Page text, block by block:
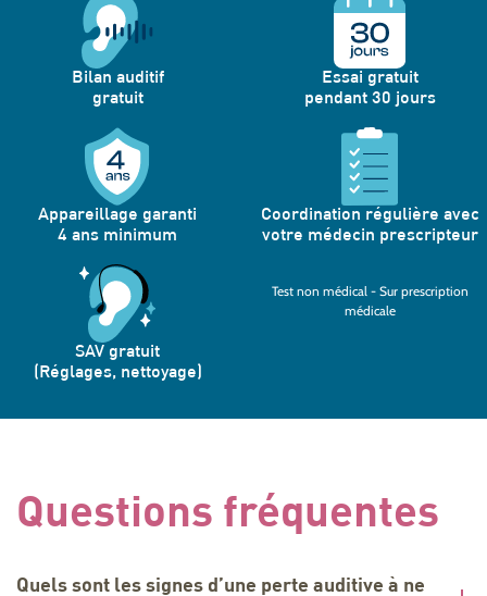
Bilan auditif
gratuit
Essai gratuit
pendant 30 jours
Appareillage garanti
4 ans minimum
Coordination régulière avec
votre médecin prescripteur
SAV gratuit
(Réglages, nettoyage)
Test non médical - Sur prescription
médicale
Questions fréquentes
Quels sont les signes d’une perte auditive à ne